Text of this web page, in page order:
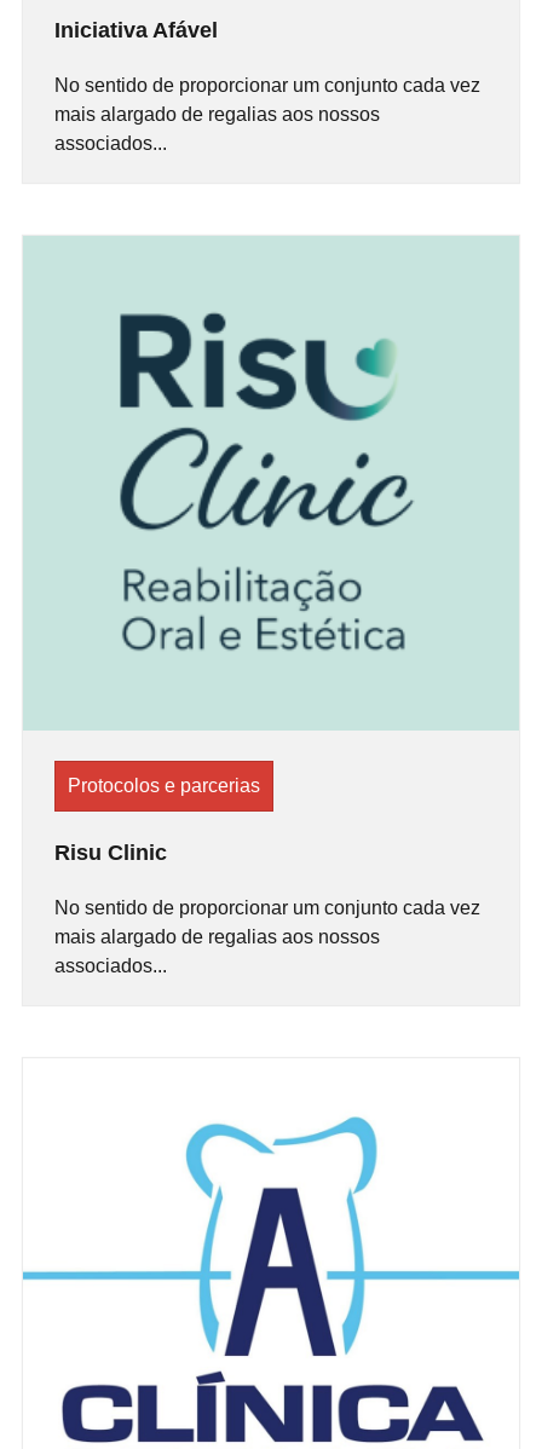
Iniciativa Afável
No sentido de proporcionar um conjunto cada vez
mais alargado de regalias aos nossos
associados...
Protocolos e parcerias
Risu Clinic
No sentido de proporcionar um conjunto cada vez
mais alargado de regalias aos nossos
associados...